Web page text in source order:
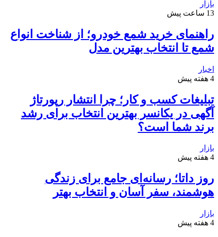
بازار
13 ساعت پیش
راهنمای خرید شمع خودرو؛ از شناخت انواع
شمع تا انتخاب بهترین مدل
اخبار
4 هفته پیش
تبلیغات کسب و کار؛ چرا انتشار رپورتاژ
آگهی در یکانسر بهترین انتخاب برای رشد
برند شما است؟
بازار
4 هفته پیش
روز داتا؛ رسانه‌ای جامع برای زندگی
هوشمند، سفر آسان و انتخاب بهتر
بازار
4 هفته پیش